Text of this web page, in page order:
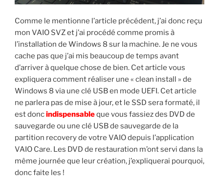
Comme le mentionne l’article précédent, j’ai donc reçu
mon VAIO SVZ et j’ai procédé comme promis à
l’installation de Windows 8 sur la machine. Je ne vous
cache pas que j’ai mis beaucoup de temps avant
d’arriver à quelque chose de bien. Cet article vous
expliquera comment réaliser une « clean install » de
Windows 8 via une clé USB en mode UEFI. Cet article
ne parlera pas de mise à jour, et le SSD sera formaté, il
est doncindispensableque vous fassiez des DVD de
sauvegarde ou une clé USB de sauvegarde de la
partition recovery de votre VAIO depuis l’application
VAIO Care. Les DVD de restauration m’ont servi dans la
même journée que leur création, j’expliquerai pourquoi,
donc faite les !